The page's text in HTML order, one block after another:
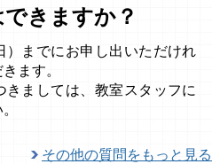
きますか？
）までにお申し出いただけれ
ます。
きましては、教室スタッフに
その他の質問をもっと見る